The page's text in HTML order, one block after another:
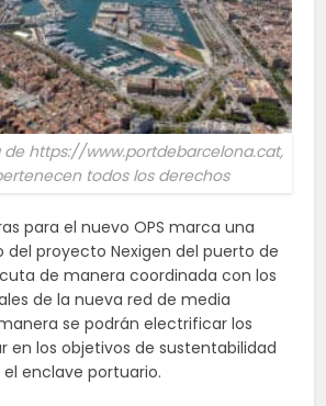
https://www.portdebarcelona.cat,
todos los derechos
para el nuevo OPS marca una
del proyecto Nexigen del puerto de
de manera coordinada con los
de la nueva red de media
se podrán electrificar los
en los objetivos de sustentabilidad
enclave portuario.